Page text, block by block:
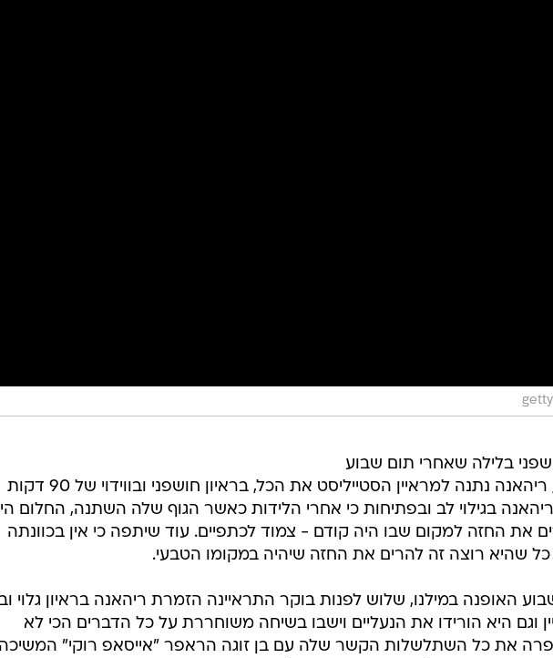
בלילה שאחרי תום שבוע
האופנה במילנו, ריהאנה נתנה למראיין הסטייליסט את הכל, בראיון חושפני ובווידוי של 90 דקות
בגילוי לב ובפתיחות כי אחרי הלידות כאשר הגוף שלה השתנה, החלום
את החזה למקום שבו היה קודם - צמוד לכתפיים. עוד שיתפה כי אין בכוונתה
כל שהיא רוצה זה להרים את החזה שיהיה במקומו הטבעי.
האופנה במילנו, שלוש לפנות בוקר התראיינה הזמרת ריהאנה בראיון גלוי
וגם היא הורידו את הנעליים וישבו בשיחה משוחררת על כל הדברים הכי לא
את כל השתלשלות הקשר שלה עם בן זוגה הראפר "אייסאפ רוקי"